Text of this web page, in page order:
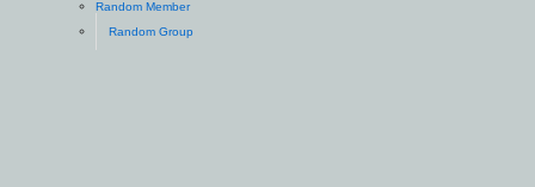
Random Member
Random Group